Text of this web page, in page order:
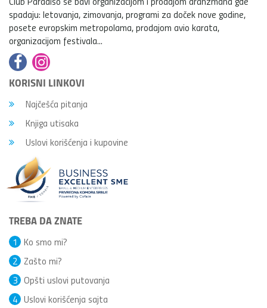
spadaju: letovanja, zimovanja, programi za doček nove godine,
posete evropskim metropolama, prodajom avio karata,
organizacijom festivala...
KORISNI LINKOVI
Najčešća pitanja
Knjiga utisaka
Uslovi korišćenja i kupovine
TREBA DA ZNATE
Ko smo mi?
1
Zašto mi?
2
Opšti uslovi putovanja
3
Uslovi korišćenja sajta
4